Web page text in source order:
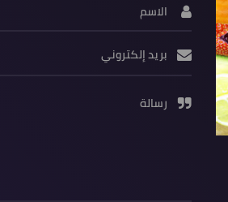
الاسم
بريد إلكتروني
رسالة